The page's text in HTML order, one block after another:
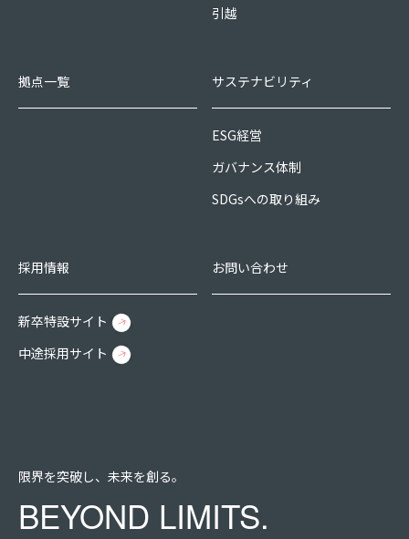
引越
拠点一覧 サステナビリティ
ESG経営
ガバナンス体制
SDGsへの取り組み
採用情報
新卒特設サイト
中途採用サイト
お問い合わせ
限界を突破し、未来を創る。
BEYOND LIMITS.